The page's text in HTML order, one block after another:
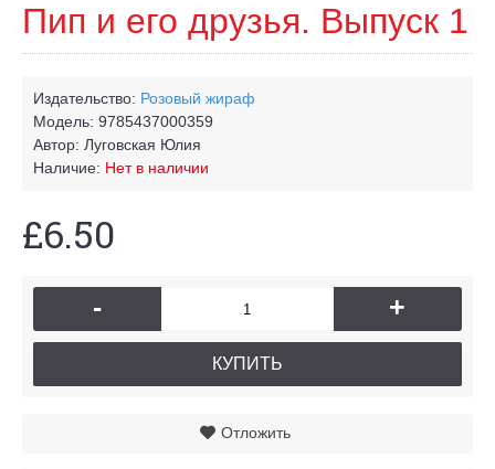
Пип и его друзья. Выпуск 1
Издательство: Розовый жираф
Модель: 9785437000359
Автор: Луговская Юлия
Наличие: Нет в наличии
£6.50
- +
КУПИТЬ
Отложить